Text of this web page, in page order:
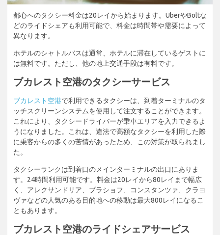
都心へのタクシー料金は20レイから始まります。UberやBoltな
どのライドシェアも利用可能で、料金は時間帯や需要によって
異なります。
ホテルのシャトルバスは通常、ホテルに滞在しているゲストに
は無料です。ただし、他の地上交通手段は有料です。
ブカレスト空港のタクシーサービス
ブカレスト空港で利用できるタクシーは、到着ターミナルのタ
ッチスクリーンシステムを使用して注文することができます。
これにより、タクシードライバーが乗車エリアを入力できるよ
うになりました。これは、違法で高額なタクシーを利用した際
に乗客からの多くの苦情があったため、この対策が取られまし
た。
タクシーランクは到着口のメインターミナルの出口にありま
す。24時間利用可能です。料金は20レイから80レイまで幅広
く、アレクサンドリア、ブラショフ、コンスタンツァ、クラヨ
ヴァなどの人気のある目的地への移動は最大800レイになるこ
ともあります。
ブカレスト空港のライドシェアサービス